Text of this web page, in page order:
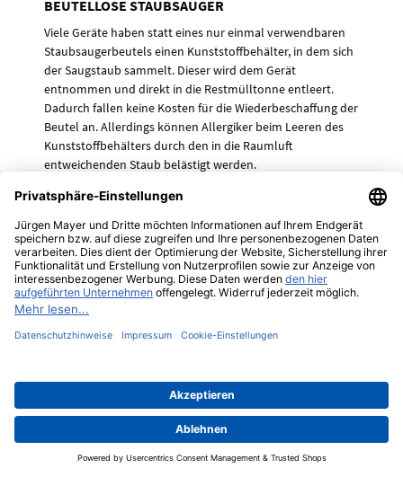
BEUTELLOSE STAUBSAUGER
Viele Geräte haben statt eines nur einmal verwendbaren
Staubsaugerbeutels einen Kunststoffbehälter, in dem sich
der Saugstaub sammelt. Dieser wird dem Gerät
entnommen und direkt in die Restmülltonne entleert.
Dadurch fallen keine Kosten für die Wiederbeschaffung der
Beutel an. Allerdings können Allergiker beim Leeren des
Kunststoffbehälters durch den in die Raumluft
entweichenden Staub belästigt werden.
STROMVERBAUCH